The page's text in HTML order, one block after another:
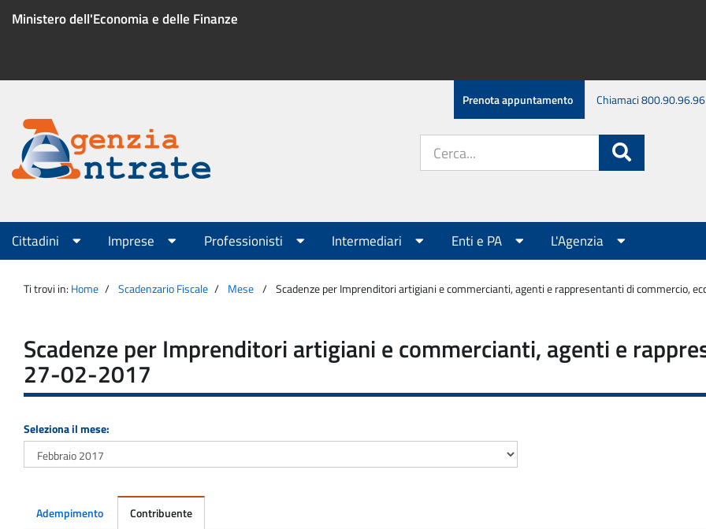
Ministero dell'Economia e delle Finanze
Menu
servizio
Prenota appuntamento Chiamaci 800.90.96.96
Agenzia
Entrate
sito:
Menu
principale
Cittadini Imprese Professionisti Intermediari Enti e PA L'Agenzia
Ti trovi in: Home Scadenzario Fiscale Mese Scadenze per Imprenditori artigiani e commercianti, agenti e rappresentanti di commercio,
Scadenze per Imprenditori artigiani e commercianti, agenti e
27-02-2017
Seleziona il mese:
Adempimento Contribuente